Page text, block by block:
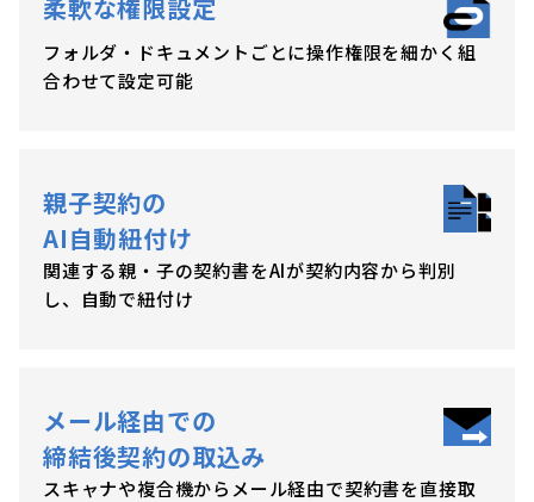
柔軟な権限設定
フォルダ・ドキュメントごとに操作権限を細かく組
合わせて設定可能
親子契約の
AI自動紐付け
関連する親・子の契約書をAIが契約内容から判別
し、自動で紐付け
メール経由での
締結後契約の取込み
スキャナや複合機からメール経由で契約書を直接取